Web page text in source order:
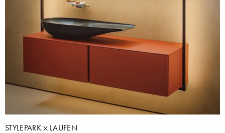
STYLEPARK LAUFEN